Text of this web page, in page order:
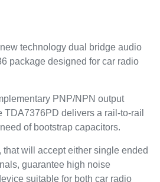
technology dual bridge audio
package designed for car radio
PNP/NPN output
TDA7376PD delivers a rail-to-rail
of bootstrap capacitors.
that will accept either single ended
guarantee high noise
suitable for both car radio